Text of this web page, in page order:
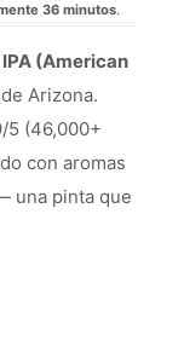
36 minutos.
(American
Arizona.
5 (46,000+
con aromas
una pinta que